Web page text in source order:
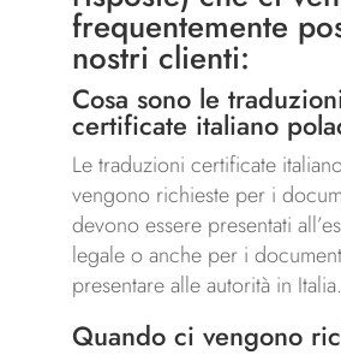
frequentemente
nostri clienti:
Cosa sono le
certificate italiano
Le traduzioni certificate
vengono richieste per i
devono essere presentati
legale o anche per i
presentare alle autorità in Italia.
Quando ci vengono